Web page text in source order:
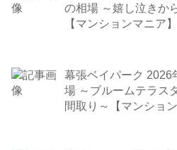
の相場 ～嬉し泣きか
【マンションマニア】
幕張ベイパーク 2026
場 ～ブルームテラス
間取り～【マンション